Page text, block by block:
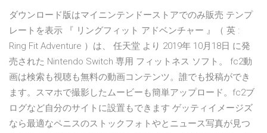
ダウンロード版はマイニンテンドーストアでのみ販売 テンプ
レートを表示 『 リングフィット アドベンチャー 』（ 英 :
Ring Fit Adventure ）は、 任天堂 より 2019年 10月18日 に発
売された Nintendo Switch 専用 フィットネス ソフト。 fc2動
画は検索も視聴も無料の動画コンテンツ。誰でも投稿ができ
ます。スマホで撮影したムービーも簡単アップロード。fc2ブ
ログなど自分のサイトに設置もできます ゲッティイメージズ
なら最適なペニスのストックフォトやとニュース写真が見つ